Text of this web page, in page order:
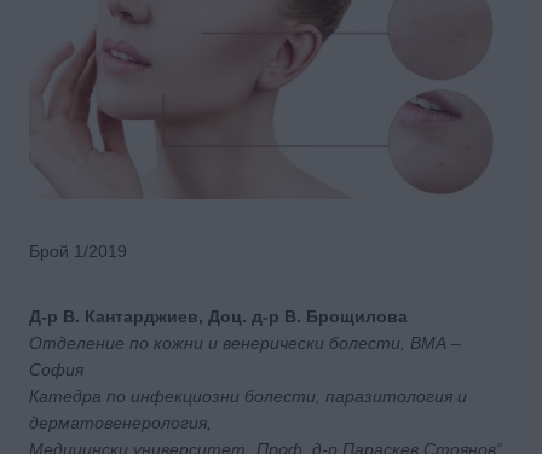
Брой 1/2019
Д-р В. Кантарджиев, Доц. д-р В. Брощилова
Отделение по кожни и венерически болести, ВМА –
София
Катедра по инфекциозни болести, паразитология и
дерматовенерология,
Медицински университет „Проф. д-р Параскев Стоянов“